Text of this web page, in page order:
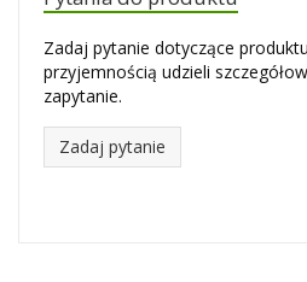
Zadaj pytanie dotyczące
przyjemnością udzieli
zapytanie.
Zadaj pytanie